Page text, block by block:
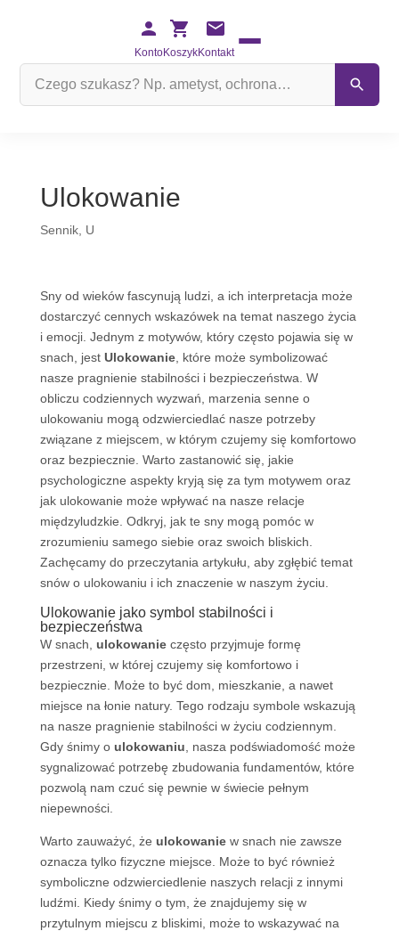
KontoKoszykKontakt
Ulokowanie
Sennik, U
Sny od wieków fascynują ludzi, a ich interpretacja może
dostarczyć cennych wskazówek na temat naszego życia
i emocji. Jednym z motywów, który często pojawia się w
snach, jest Ulokowanie, które może symbolizować
nasze pragnienie stabilności i bezpieczeństwa. W
obliczu codziennych wyzwań, marzenia senne o
ulokowaniu mogą odzwierciedlać nasze potrzeby
związane z miejscem, w którym czujemy się komfortowo
oraz bezpiecznie. Warto zastanowić się, jakie
psychologiczne aspekty kryją się za tym motywem oraz
jak ulokowanie może wpływać na nasze relacje
międzyludzkie. Odkryj, jak te sny mogą pomóc w
zrozumieniu samego siebie oraz swoich bliskich.
Zachęcamy do przeczytania artykułu, aby zgłębić temat
snów o ulokowaniu i ich znaczenie w naszym życiu.
Ulokowanie jako symbol stabilności i
bezpieczeństwa
W snach, ulokowanieczęsto przyjmuje formę
przestrzeni, w której czujemy się komfortowo i
bezpiecznie. Może to być dom, mieszkanie, a nawet
miejsce na łonie natury. Tego rodzaju symbole wskazują
na nasze pragnienie stabilności w życiu codziennym.
Gdy śnimy o ulokowaniu , nasza podświadomość może
sygnalizować potrzebę zbudowania fundamentów, które
pozwolą nam czuć się pewnie w świecie pełnym
niepewności.
Warto zauważyć, że ulokowaniew snach nie zawsze
oznacza tylko fizyczne miejsce. Może to być również
symboliczne odzwierciedlenie naszych relacji z innymi
ludźmi. Kiedy śnimy o tym, że znajdujemy się w
przytulnym miejscu z bliskimi, może to wskazywać na